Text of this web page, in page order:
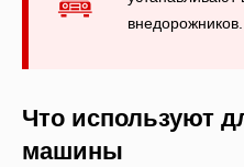
внедорожников.
Что используют
машины